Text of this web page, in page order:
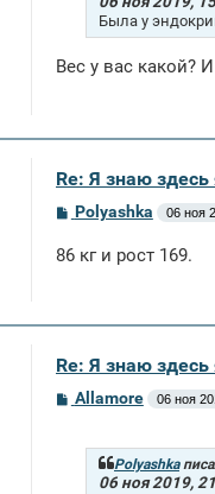
Была у
Вес у вас какой?
Re: Я знаю
С
б
и
Polyashka 06 ноя
86 кг и рост 169.
Re: Я знаю
С
Allamore 06 ноя
Polyashka
06 ноя 2019,